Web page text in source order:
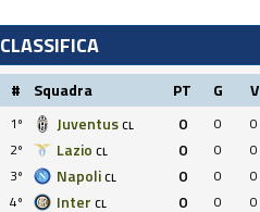
CLASSIFICA
# Squadra PT G V
1º Juventus CL 0 0 0
2º
Lazio CL 0 0 0
3º
Napoli CL 0 0 0
4º
Inter CL 0 0 0